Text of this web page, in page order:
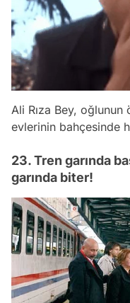
Ali Rıza Bey, oğlunun
evlerinin bahçesinde
23. Tren garında
garında biter!